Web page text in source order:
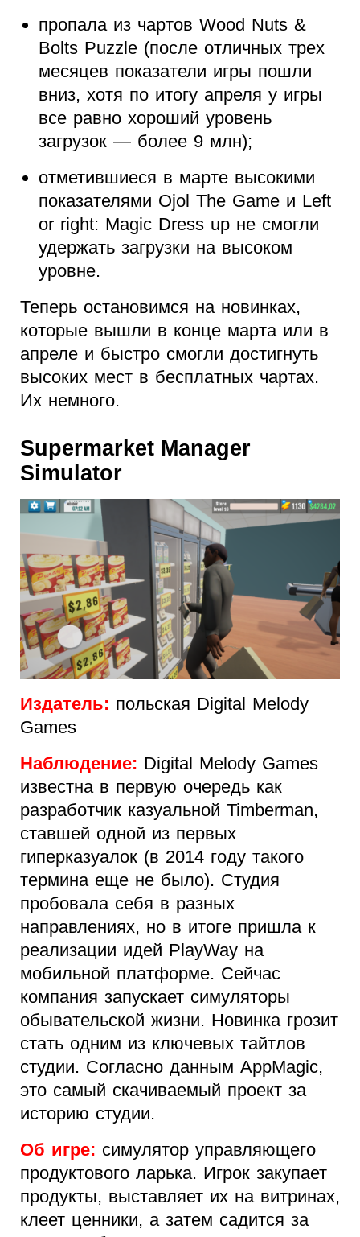
пропала из чартов Wood Nuts &
Bolts Puzzle (после отличных трех
месяцев показатели игры пошли
вниз, хотя по итогу апреля у игры
все равно хороший уровень
загрузок — более 9 млн);
отметившиеся в марте высокими
показателями Ojol The Game и Left
or right: Magic Dress up не смогли
удержать загрузки на высоком
уровне.
Теперь остановимся на новинках,
которые вышли в конце марта или в
апреле и быстро смогли достигнуть
высоких мест в бесплатных чартах.
Их немного.
Supermarket Manager
Simulator
Издатель: польская Digital Melody
Games
Наблюдение: Digital Melody Games
известна в первую очередь как
разработчик казуальной Timberman,
ставшей одной из первых
гиперказуалок (в 2014 году такого
термина еще не было). Студия
пробовала себя в разных
направлениях, но в итоге пришла к
реализации идей PlayWay на
мобильной платформе. Сейчас
компания запускает симуляторы
обывательской жизни. Новинка грозит
стать одним из ключевых тайтлов
студии. Согласно данным AppMagic,
это самый скачиваемый проект за
историю студии.
Об игре: симулятор управляющего
продуктового ларька. Игрок закупает
продукты, выставляет их на витринах,
клеет ценники, а затем садится за